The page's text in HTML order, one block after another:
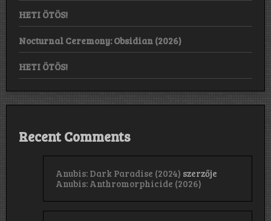
HETI ÖTÖS!
Nocturnal Ceremony: Obsidian (2026)
HETI ÖTÖS!
Recent Comments
Anubis: Dark Paradise (2024) szerzője
Anubis: Anthromorphicide (2026)